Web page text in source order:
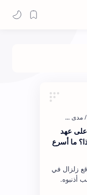
عهد
ما أسرع
زلزال في
أذنبوه.